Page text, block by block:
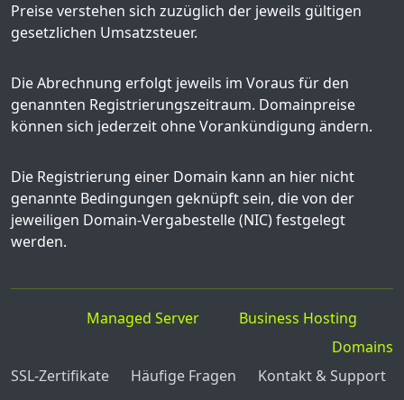
Preise verstehen sich zuzüglich der jeweils gültigen
gesetzlichen Umsatzsteuer.
Die Abrechnung erfolgt jeweils im Voraus für den
genannten Registrierungszeitraum. Domainpreise
können sich jederzeit ohne Vorankündigung ändern.
Die Registrierung einer Domain kann an hier nicht
genannte Bedingungen geknüpft sein, die von der
jeweiligen Domain-Vergabestelle (NIC) festgelegt
werden.
Managed Server
Business Hosting
Domains
SSL-Zertifikate
Häufige Fragen
Kontakt & Support